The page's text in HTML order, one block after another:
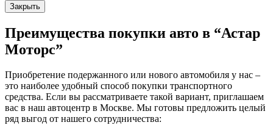
Закрыть
Преимущества покупки авто в “Астар
Моторс”
Приобретение подержанного или нового автомобиля у нас –
это наиболее удобный способ покупки транспортного
средства. Если вы рассматриваете такой вариант, приглашаем
вас в наш автоцентр в Москве. Мы готовы предложить целый
ряд выгод от нашего сотрудничества: